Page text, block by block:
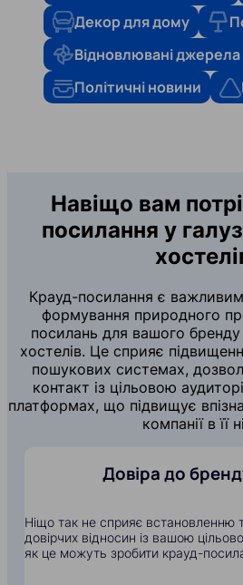
Декор для дому
Відновлювані джерела
Політичні новини
Навіщо вам
посилання у
Крауд-посилання є
формування природного
посилань для вашого бренду
хостелів. Це сприяє
пошукових системах,
контакт із цільовою
платформах, що підвищує
компанії в її
Довіра до
Ніщо так не сприяє встановленню
довірчих відносин із вашою
як це можуть зробити крауд-